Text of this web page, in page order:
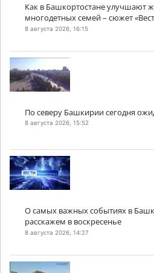
Как в Башкортостане улучшают
многодетных семей – сюжет
8 августа 2026, 16:15
По северу Башкирии сегодня
8 августа 2026, 15:52
О самых важных событиях в
расскажем в воскресенье
8 августа 2026, 14:27